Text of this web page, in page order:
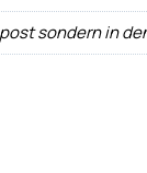
sondern in